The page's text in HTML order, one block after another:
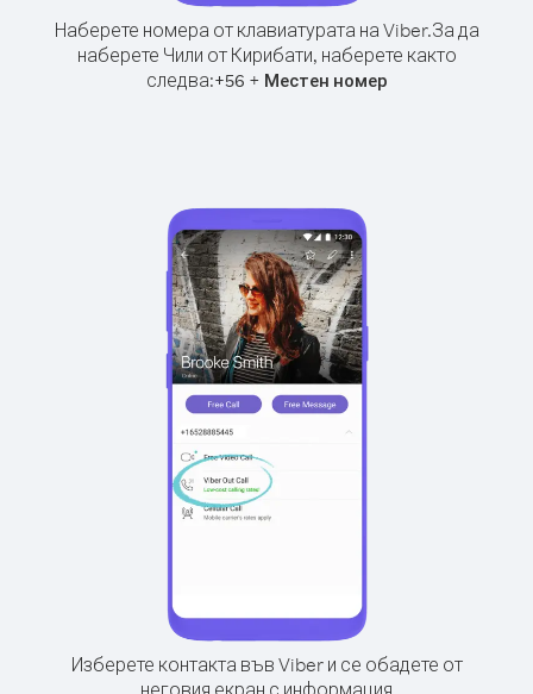
Наберете номера от клавиатурата на Viber.За да
наберете Чили от Кирибати, наберете както
следва:+56 + Местен номер
Изберете контакта във Viber и се обадете от
неговия екран с информация